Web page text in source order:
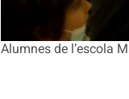
Alumnes de l’escola